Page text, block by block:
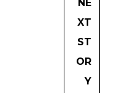
NE
XT
ST
OR
Y